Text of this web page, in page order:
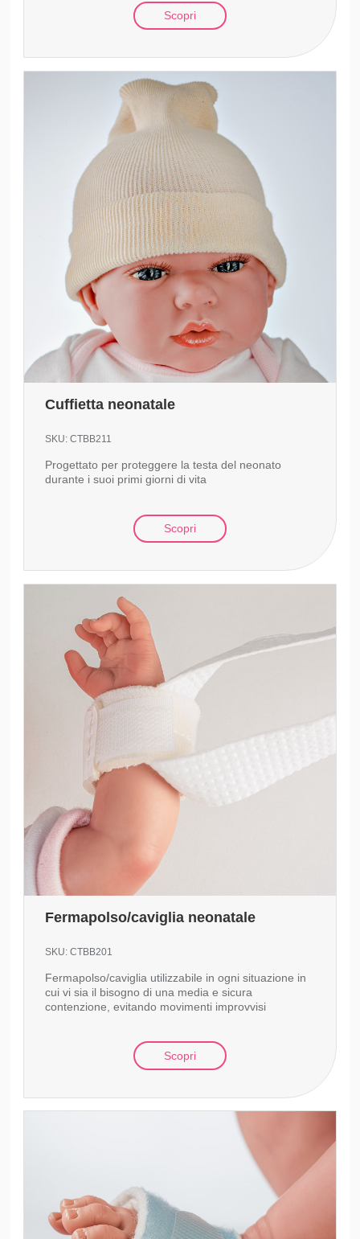
Scopri
Cuffietta neonatale
SKU:CTBB211
Progettato per proteggere la testa del neonato
durante i suoi primi giorni di vita
Scopri
Fermapolso/caviglia neonatale
SKU:CTBB201
Fermapolso/caviglia utilizzabile in ogni situazione in
cui vi sia il bisogno di una media e sicura
contenzione, evitando movimenti improvvisi
Scopri